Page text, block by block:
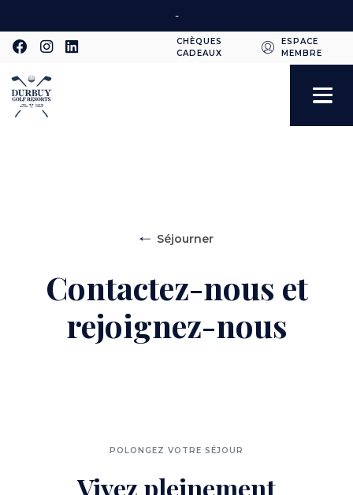
au
contenu
-
CHÈQUES
CADEAUX
ESPACE
MEMBRE
Séjourner
Contactez-nous et
rejoignez-nous
POLONGEZ VOTRE SÉJOUR
Vivez pleinement